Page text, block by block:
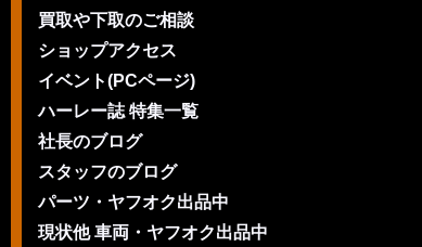
買取や下取のご相談
ショップアクセス
イベント(PCページ)
ハーレー誌 特集一覧
社長のブログ
スタッフのブログ
パーツ・ヤフオク出品中
現状他 車両・ヤフオク出品中